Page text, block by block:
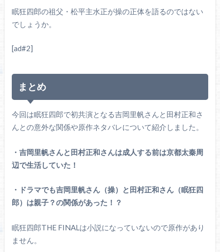
眠狂四郎の祖父・松平主水正が操の正体を語るのではない
でしょうか。
[ad#2]
まとめ
今回は眠狂四郎で初共演となる吉岡里帆さんと田村正和さ
んとの意外な関係や原作ネタバレについて紹介しました。
・吉岡里帆さんと田村正和さんは成人する前は京都太秦周
辺で生活していた！
・ドラマでも吉岡里帆さん（操）と田村正和さん（眠狂四
郎）は親子？の関係があった！？
眠狂四郎THE FINALは小説になっていないので原作があり
ません。